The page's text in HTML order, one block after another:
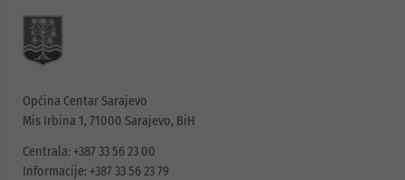
Općina Centar Sarajevo
Mis Irbina 1, 71000 Sarajevo, BiH
Centrala: +387 33 56 23 00
Informacije: +387 33 56 23 79